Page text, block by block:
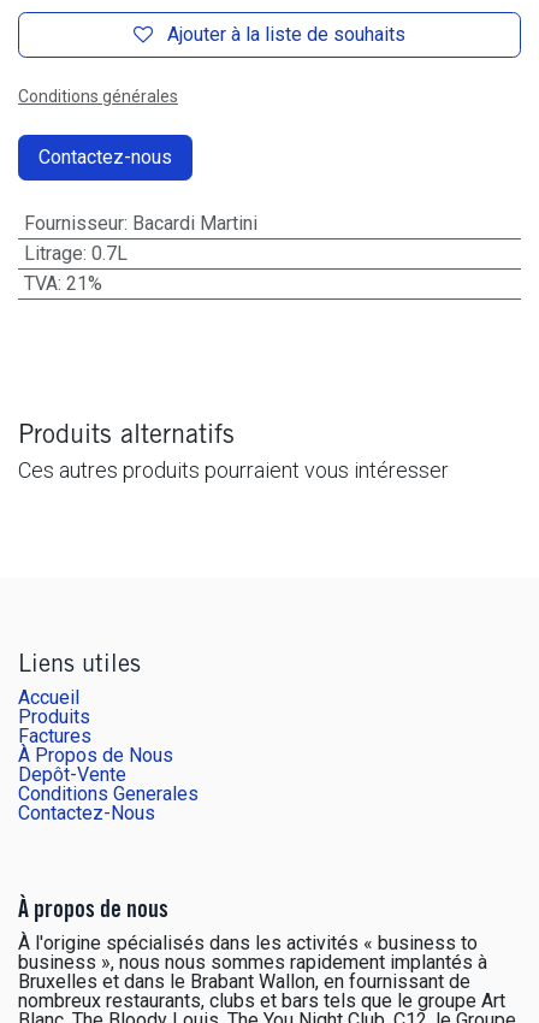
Ajouter à la liste de souhaits
Conditions générales
Contactez-nous
Fournisseur: Bacardi Martini
Litrage: 0.7L
TVA: 21%
Produits alternatifs
Ces autres produits pourraient vous intéresser
Liens utiles
Accueil
Produits
Factures
À Propos de Nous
Depôt-Vente
Conditions Generales
Contactez-Nous
À propos de nous
À l'origine spécialisés dans les activités « business to
business », nous nous sommes rapidement implantés à
Bruxelles et dans le Brabant Wallon, en fournissant de
nombreux restaurants, clubs et bars tels que le groupe Art